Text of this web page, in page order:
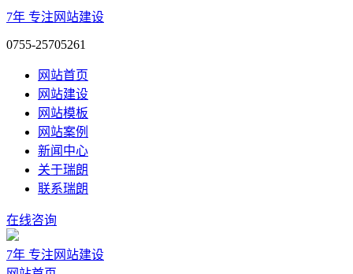
7年 专注网站建设
0755-25705261
网站首页
网站建设
网站模板
网站案例
新闻中心
关于瑞朗
联系瑞朗
在线咨询
7年 专注网站建设